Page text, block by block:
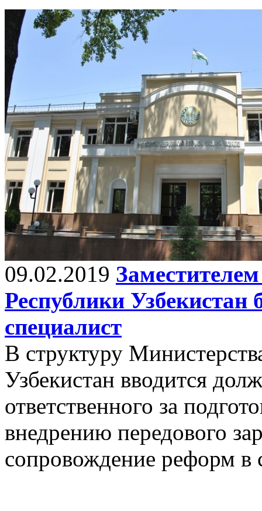
09.02.2019
Республики Узбекистан
специалист
В структуру
Узбекистан вводится
ответственного за
внедрению передового
сопровождение реформ в